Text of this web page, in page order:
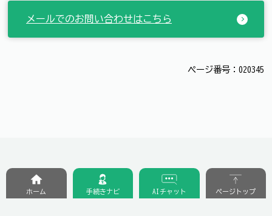
メールでのお問い合わせはこちら
ページ番号：020345
ホーム 手続きナビ AIチャット ページトップ